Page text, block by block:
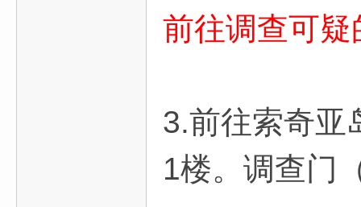
前往调查可疑
3.前往索奇亚
1楼。调查门